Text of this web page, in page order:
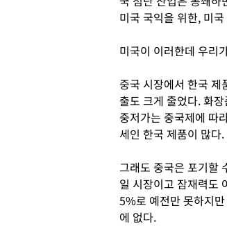
미국 국익을 위한, 미
미국이 이러한데 우리
중국 시장에서 한국 제
출도 크게 줄었다. 화
중저가는 중국제에 따
세인 한국 제품이 많다.
그래도 중국은 포기할
일 시장이고 잠재력도
5%로 예전만 못하지
에 없다.